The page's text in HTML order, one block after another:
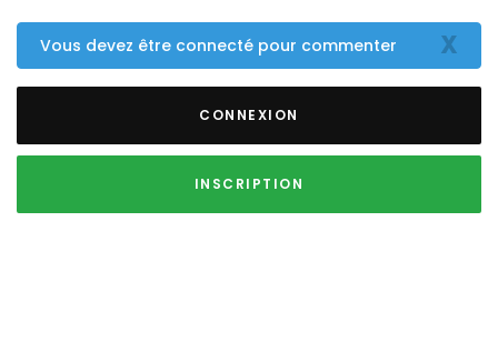
X
Vous devez être connecté pour commenter
CONNEXION
INSCRIPTION